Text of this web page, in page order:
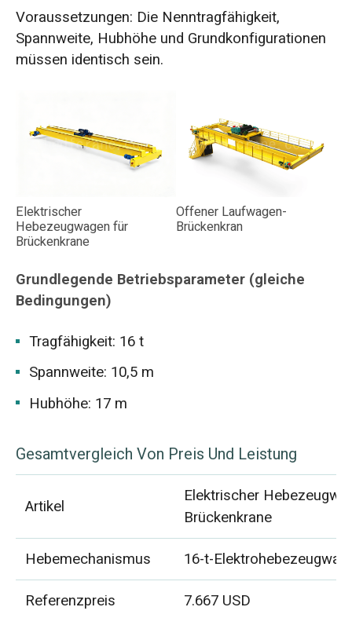
Voraussetzungen: Die Nenntragfähigkeit,
Spannweite, Hubhöhe und Grundkonfigurationen
müssen identisch sein.
Elektrischer
Hebezeugwagen für
Brückenkrane
Offener Laufwagen-
Brückenkran
Grundlegende Betriebsparameter (gleiche
Bedingungen)
Tragfähigkeit: 16 t
Spannweite: 10,5 m
Hubhöhe: 17 m
Gesamtvergleich Von Preis Und Leistung
Artikel
Elektrischer
Brückenkrane
Hebemechanismus
16-t-
Referenzpreis
7.667 USD